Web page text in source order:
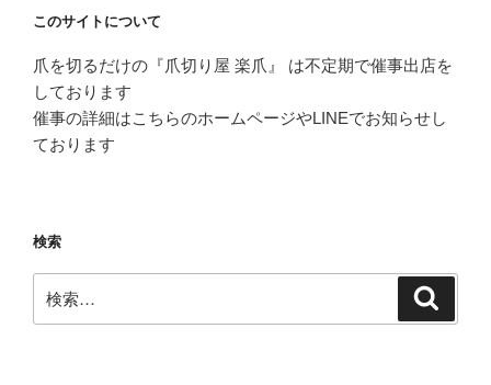
このサイトについて
爪を切るだけの『爪切り屋 楽爪』 は不定期で催事出店を
しております
催事の詳細はこちらのホームページやLINEでお知らせし
ております
検索
索: